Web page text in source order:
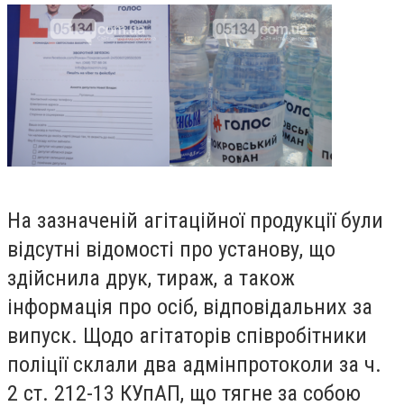
На зазначеній агітаційної продукції були
відсутні відомості про установу, що
здійснила друк, тираж, а також
інформація про осіб, відповідальних за
випуск. Щодо агітаторів співробітники
поліції склали два адмінпротоколи за ч.
2 ст. 212-13 КУпАП, що тягне за собою